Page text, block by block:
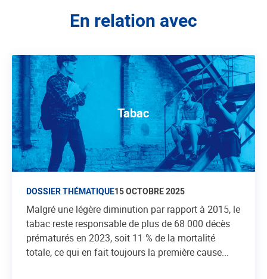
En relation avec
Tabac
DOSSIER THÉMATIQUE15 OCTOBRE 2025
Malgré une légère diminution par rapport à 2015, le
tabac reste responsable de plus de 68 000 décès
prématurés en 2023, soit 11 % de la mortalité
totale, ce qui en fait toujours la première cause...